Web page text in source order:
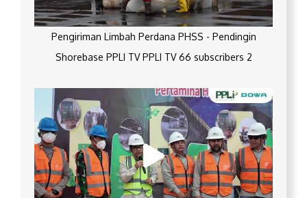
Pengiriman Limbah Perdana PHSS - Pendingin
Shorebase PPLI TV PPLI TV 66 subscribers 2